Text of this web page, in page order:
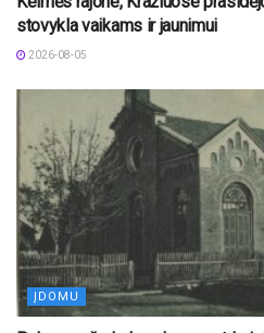
stovykla vaikams ir jaunimui
2026-08-05
ĮDOMU